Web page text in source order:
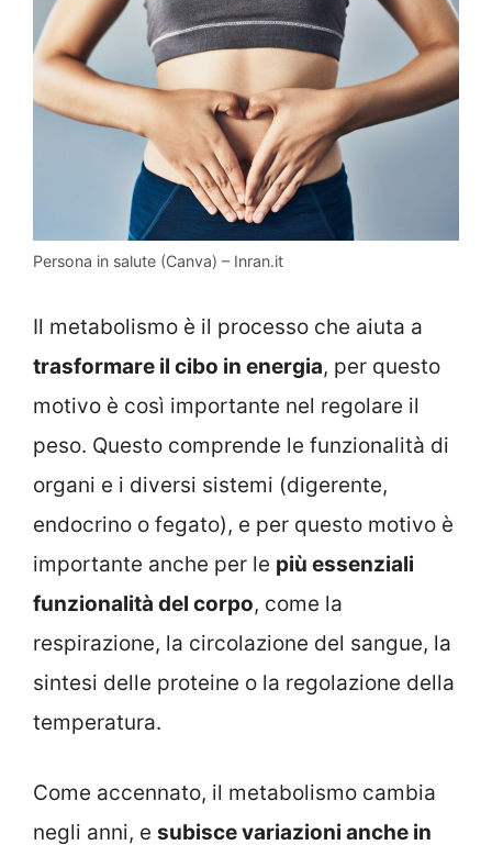
Persona in salute (Canva) – Inran.it
Il metabolismo è il processo che aiuta a
trasformare il cibo in energia, per questo
motivo è così importante nel regolare il
peso. Questo comprende le funzionalità di
organi e i diversi sistemi (digerente,
endocrino o fegato), e per questo motivo è
importante anche per le più essenziali
funzionalità del corpo, come la
respirazione, la circolazione del sangue, la
sintesi delle proteine o la regolazione della
temperatura.
Come accennato, il metabolismo cambia
negli anni, e subisce variazioni anche in